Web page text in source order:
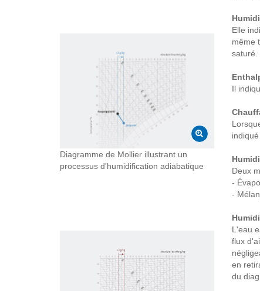
Diagramme de Mollier illustrant un
processus d'humidification adiabatique
Elle
même
saturé.
Il
Deux
-
-
L'eau
flux
en
du